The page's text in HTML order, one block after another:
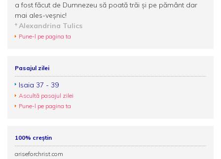
a fost făcut de Dumnezeu să poată trăi și pe pământ dar
mai ales-veșnic!
Alexandrina Tulics
Pune-l pe pagina ta
Pasajul zilei
Isaia 37 - 39
Ascultă pasajul zilei
Pune-l pe pagina ta
100% creștin
ariseforchrist.com